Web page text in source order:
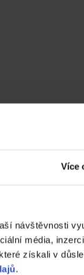
Více
návštěvnosti
média,
získali v
.